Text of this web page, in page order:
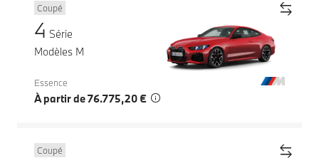
Coupé
4 Série
Modèles M
Essence
À partir de 76.775,20 €
Coupé